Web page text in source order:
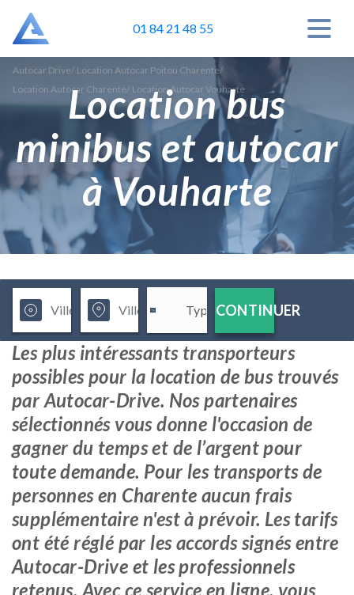
01 84 21 48 55
Autocar Drive/ Location Autocar Poitou Charente/
Location Autocar Charente/ Location Autocar Vouharte
Location bus
minibus et autocar
à Vouharte
CONTINUER
Les plus intéressants transporteurs
possibles pour la location de bus trouvés
par Autocar-Drive. Nos partenaires
sélectionnés vous donne l'occasion de
gagner du temps et de l’argent pour
toute demande. Pour les transports de
personnes en Charente aucun frais
supplémentaire n'est à prévoir. Les tarifs
ont été réglé par les accords signés entre
Autocar-Drive et les professionnels
retenus. Avec ce service en ligne, vous